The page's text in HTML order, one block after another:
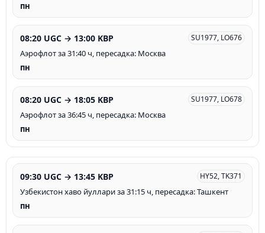
пн
08:20 UGC → 13:00 KBP SU1977, LO676
Аэрофлот за 31:40 ч, пересадка: Москва
пн
08:20 UGC → 18:05 KBP SU1977, LO678
Аэрофлот за 36:45 ч, пересадка: Москва
пн
09:30 UGC → 13:45 KBP HY52, TK371
Узбекистон хаво йуллари за 31:15 ч, пересадка: Ташкент
пн